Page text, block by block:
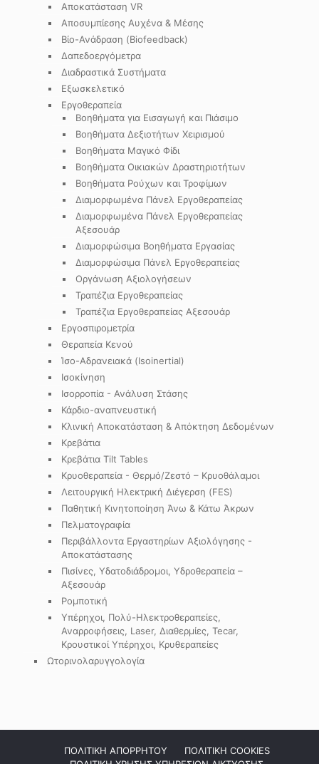
Αποκατάσταση VR
Αποσυμπίεσης Αυχένα & Μέσης
Βίο-Ανάδραση (Biofeedback)
Δαπεδοεργόμετρα
Διαδραστικά Συστήματα
Εξωσκελετικό
Εργοθεραπεία
Βοηθήματα για Εισαγωγή και Πιάσιμο
Βοηθήματα Δεξιοτήτων Χειρισμού
Βοηθήματα Μαγικό Φίδι
Βοηθήματα Οικιακών Δραστηριοτήτων
Βοηθήματα Ρούχων και Τροφίμων
Διαμορφωμένα Πάνελ Εργοθεραπείας
Διαμορφωμένα Πάνελ Εργοθεραπείας
Αξεσουάρ
Διαμορφώσιμα Βοηθήματα Εργασίας
Διαμορφώσιμα Πάνελ Εργοθεραπείας
Οργάνωση Αξιολογήσεων
Τραπέζια Εργοθεραπείας
Τραπέζια Εργοθεραπείας Αξεσουάρ
Εργοσπιρομετρία
Θεραπεία Κενού
Ίσο-Αδρανειακά (Isoinertial)
Ισοκίνηση
Ισορροπία - Ανάλυση Στάσης
Κάρδιο-αναπνευστική
Κλινική Αποκατάσταση & Απόκτηση Δεδομένων
Κρεβάτια
Κρεβάτια Tilt Tables
Κρυοθεραπεία - Θερμό/Ζεστό – Κρυοθάλαμοι
Λειτουργική Ηλεκτρική Διέγερση (FES)
Παθητική Κινητοποίηση Άνω & Κάτω Άκρων
Πελματογραφία
Περιβάλλοντα Εργαστηρίων Αξιολόγησης -
Αποκατάστασης
Πισίνες, Υδατοδιάδρομοι, Υδροθεραπεία –
Αξεσουάρ
Ρομποτική
Υπέρηχοι, Πολύ-Ηλεκτροθεραπείες,
Αναρροφήσεις, Laser, Διαθερμίες, Tecar,
Κρουστικοί Υπέρηχοι, Κρυθεραπείες
Ωτορινολαρυγγολογία
ΠΟΛΙΤΙΚΗ ΑΠΟΡΡΗΤΟΥ
ΠΟΛΙΤΙΚΗ COOKIES